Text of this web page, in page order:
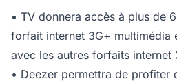
• TV donnera accès à plus de
forfait internet 3G+ multimédia
avec les autres forfaits internet
• Deezer permettra de profiter